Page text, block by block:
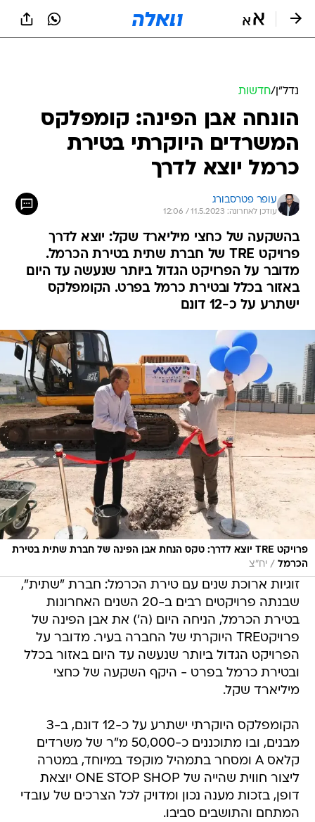
נדל״ן/חדשות
הונחה אבן הפינה: קומפלקס
המשרדים היוקרתי בטירת
כרמל יוצא לדרך
עופר פטרסבורג
עודכן לאחרונה: 11.5.2023 / 12:06
בהשקעה של כחצי מיליארד שקל: יוצא לדרך
פרויקט TRE של חברת שתית בטירת הכרמל.
מדובר על הפרויקט הגדול ביותר שנעשה עד היום
באזור בכלל ובטירת כרמל בפרט. הקומפלקס
ישתרע על כ-12 דונם
פרויקט TRE יוצא לדרך: טקס הנחת אבן הפינה של חברת שתית בטירת
הכרמל / יח"צ
זוגיות ארוכת שנים עם טירת הכרמל: חברת "שתית",
שבנתה פרויקטים רבים ב-20 השנים האחרונות
בטירת הכרמל, הניחה היום (ה') את אבן הפינה של
פרויקטTRE היוקרתי של החברה בעיר. מדובר על
הפרויקט הגדול ביותר שנעשה עד היום באזור בכלל
ובטירת כרמל בפרט - היקף השקעה של כחצי
מיליארד שקל.
הקומפלקס היוקרתי ישתרע על כ-12 דונם, ב-3
מבנים, ובו מתוכננים כ-50,000 מ"ר של משרדים
קלאס A ומסחר בתמהיל מוקפד במיוחד, במטרה
ליצור חווית שהייה של ONE STOP SHOP יוצאת
דופן, בזכות מענה נכון ומדויק לכל הצרכים של עובדי
המתחם והתושבים סביבו.